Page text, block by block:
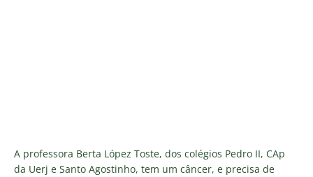
A professora Berta López Toste, dos colégios Pedro II, CAp
da Uerj e Santo Agostinho, tem um câncer, e precisa de